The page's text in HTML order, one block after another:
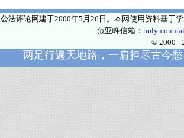
公法评论网建于2000年5月26日。本网使用资料基于
范亚峰信箱：
© 2000 -
两足行遍天地路，一肩担尽古今